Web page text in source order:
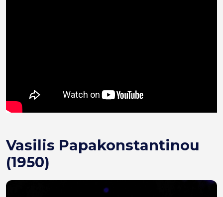
Vasilis Papakonstantinou
(1950)